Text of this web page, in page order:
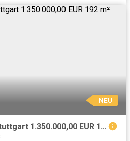
NEU
Haus zum Kaufen in Stuttgart 1.350.000,00 EUR 192 m²